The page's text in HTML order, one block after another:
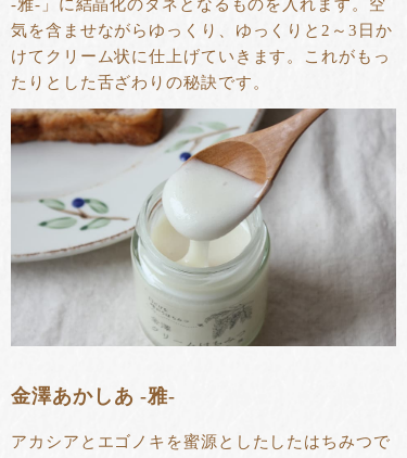
-雅-」に結晶化のタネとなるものを入れます。空
気を含ませながらゆっくり、ゆっくりと2～3日か
けてクリーム状に仕上げていきます。これがもっ
たりとした舌ざわりの秘訣です。
金澤あかしあ -雅-
アカシアとエゴノキを蜜源としたしたはちみつで